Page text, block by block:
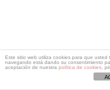
Este sitio web utiliza cookies para que
navegando está dando su consentimiento
aceptación de nuestra política de cookies ,